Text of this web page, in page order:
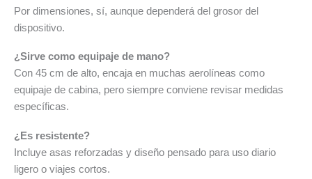
Por dimensiones, sí, aunque dependerá del grosor del
dispositivo.
¿Sirve como equipaje de mano?
Con 45 cm de alto, encaja en muchas aerolíneas como
equipaje de cabina, pero siempre conviene revisar medidas
específicas.
¿Es resistente?
Incluye asas reforzadas y diseño pensado para uso diario
ligero o viajes cortos.